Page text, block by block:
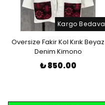
Kargo Bedava
Oversize Fakir Kol Kırık Beyaz
Denim Kimono
₺ 850.00